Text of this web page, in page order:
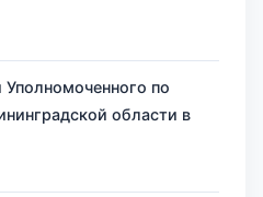
по
области в